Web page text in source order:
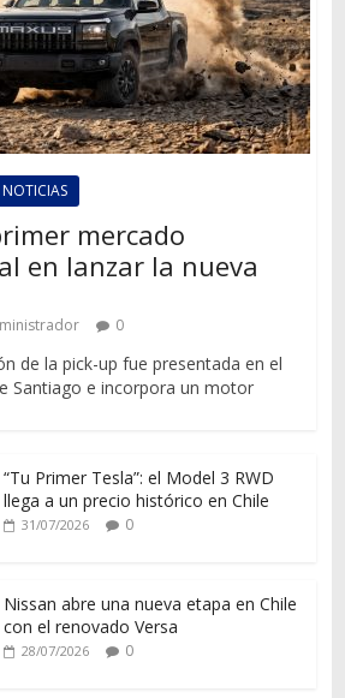
NOTICIAS
mercado
en lanzar la nueva
0
de la pick-up fue presentada en el
Santiago e incorpora un motor
“Tu Primer Tesla”: el Model 3 RWD
llega a un precio histórico en Chile
31/07/2026 0
Nissan abre una nueva etapa en Chile
con el renovado Versa
28/07/2026 0